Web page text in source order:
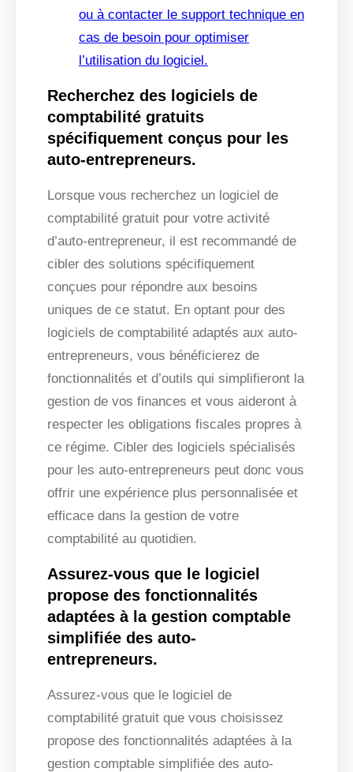
ou à contacter le support technique en
cas de besoin pour optimiser
l’utilisation du logiciel.
Recherchez des logiciels de
comptabilité gratuits
spécifiquement conçus pour les
auto-entrepreneurs.
Lorsque vous recherchez un logiciel de
comptabilité gratuit pour votre activité
d’auto-entrepreneur, il est recommandé de
cibler des solutions spécifiquement
conçues pour répondre aux besoins
uniques de ce statut. En optant pour des
logiciels de comptabilité adaptés aux auto-
entrepreneurs, vous bénéficierez de
fonctionnalités et d’outils qui simplifieront la
gestion de vos finances et vous aideront à
respecter les obligations fiscales propres à
ce régime. Cibler des logiciels spécialisés
pour les auto-entrepreneurs peut donc vous
offrir une expérience plus personnalisée et
efficace dans la gestion de votre
comptabilité au quotidien.
Assurez-vous que le logiciel
propose des fonctionnalités
adaptées à la gestion comptable
simplifiée des auto-
entrepreneurs.
Assurez-vous que le logiciel de
comptabilité gratuit que vous choisissez
propose des fonctionnalités adaptées à la
gestion comptable simplifiée des auto-